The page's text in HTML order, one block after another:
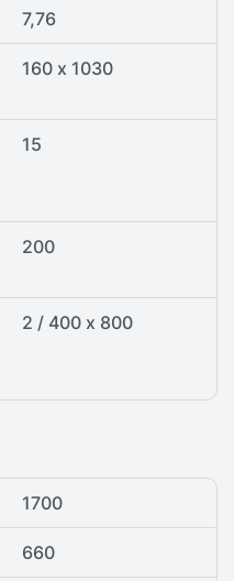
7,76
160 х 1030
15
200
2 / 400 х 800
1700
660